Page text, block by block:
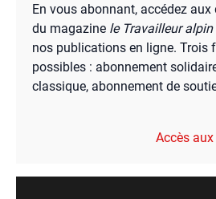
En vous abonnant, accédez
du magazine le Travailleur alpin
nos publications en ligne. Trois
possibles : abonnement
classique, abonnement de
Accès